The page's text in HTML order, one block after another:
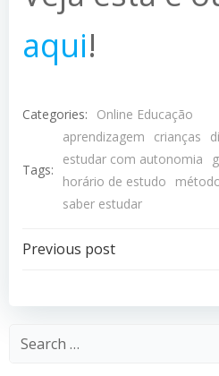
aqui!
Categories: Online Educação
Tags:
aprendizagem crianças
estudar com autonomia
horário de estudo
saber estudar
Post
navigation
Previous post